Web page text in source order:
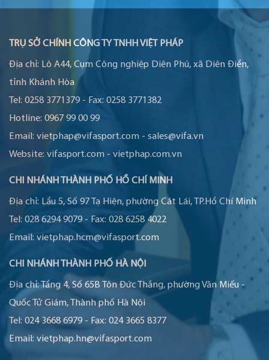
TRỤ SỞ CHÍNH CÔNG TY TNHH VIỆT PHÁP
Địa chỉ: Lô A44, Cụm Công nghiệp Diên Phú, xã Diên Điền,
tỉnh Khánh Hòa
Tel: 0258 3771379 - Fax: 0258 3771382
Hotline: 0967 99 00 99
Email: vietphap@vifasport.com - sales@vifa.vn
Website: vifasport.com - vietphap.com.vn
CHI NHÁNH THÀNH PHỐ HỒ CHÍ MINH
Địa chỉ: Lầu 5, Số 97 Tạ Hiện, phường Cát Lái, TP.Hồ Chí Minh
Tel: 028 6294 9079- Fax: 028 6258 4022
Email: vietphap.hcm@vifasport.com
CHI NHÁNH THÀNH PHỐ HÀ NỘI
Địa chỉ:Tầng 4, Số 65B Tôn Đức Thắng, phường Văn Miếu -
Quốc Tử Giám, Thành phố Hà Nội
Tel: 024 3668 6979- Fax: 024 3665 8377
Email: vietphap.hn@vifasport.com